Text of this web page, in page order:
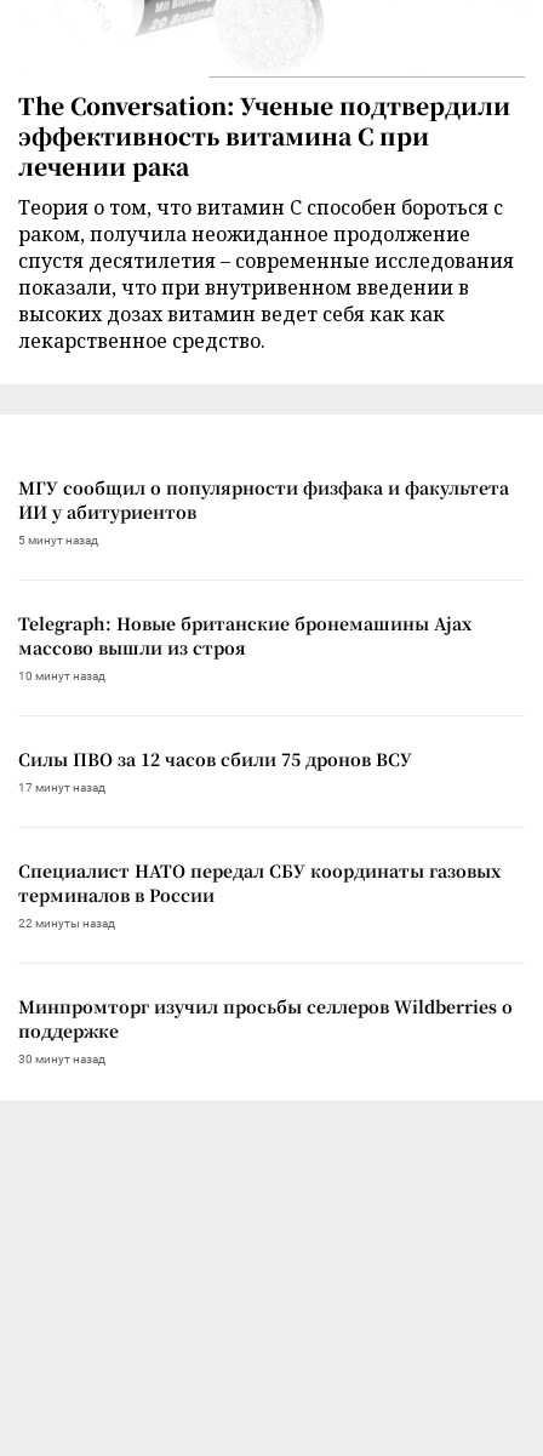
The Conversation: Ученые подтвердили
эффективность витамина C при
лечении рака
Теория о том, что витамин C способен бороться с
раком, получила неожиданное продолжение
спустя десятилетия – современные исследования
показали, что при внутривенном введении в
высоких дозах витамин ведет себя как как
лекарственное средство.
МГУ сообщил о популярности физфака и факультета
ИИ у абитуриентов
5 минут назад
Telegraph: Новые британские бронемашины Ajax
массово вышли из строя
10 минут назад
Силы ПВО за 12 часов сбили 75 дронов ВСУ
17 минут назад
Специалист НАТО передал СБУ координаты газовых
терминалов в России
22 минуты назад
Минпромторг изучил просьбы селлеров Wildberries о
поддержке
30 минут назад